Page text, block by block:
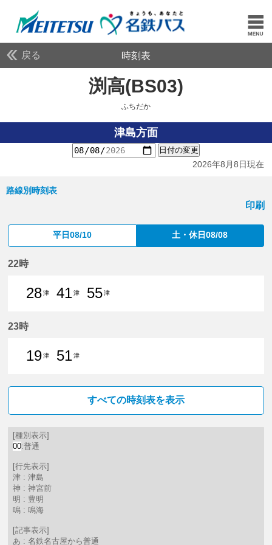
戻る 時刻表
渕高(BS03)
ふちだか
津島方面
日付の変更
2026年8月8日現在
路線別時刻表
印刷
平日08/10 土・休日08/08
22時
28津
41津
55津
23時
19津
51津
すべての時刻表を表示
[種別表示]
00:普通
[行先表示]
津 : 津島
神 : 神宮前
明 : 豊明
鳴 : 鳴海
[記事表示]
あ : 名鉄名古屋から普通